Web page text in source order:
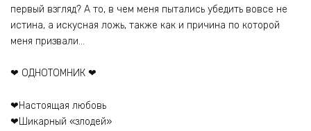
первый взгляд? А то, в чем меня пытались убедить вовсе не
истина, а искусная ложь, также как и причина по которой
меня призвали…
❤ ОДНОТОМНИК ❤
❤Настоящая любовь
❤Шикарный «злодей»